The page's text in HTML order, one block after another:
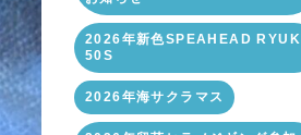
2026年新色SPEAHEAD RYUKI
50S
2026年海サクラマス